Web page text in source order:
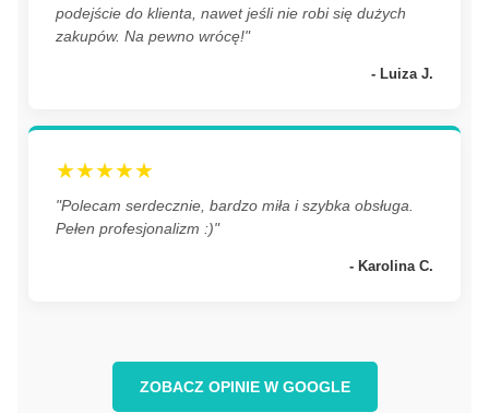
podejście do klienta, nawet jeśli nie robi się dużych
zakupów. Na pewno wrócę!"
- Luiza J.
★★★★★
"Polecam serdecznie, bardzo miła i szybka obsługa.
Pełen profesjonalizm :)"
- Karolina C.
ZOBACZ OPINIE W GOOGLE